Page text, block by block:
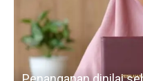
Lebih dari tiga tahun